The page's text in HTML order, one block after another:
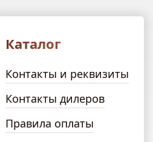
Каталог
Контакты и реквизиты
Контакты дилеров
Правила оплаты